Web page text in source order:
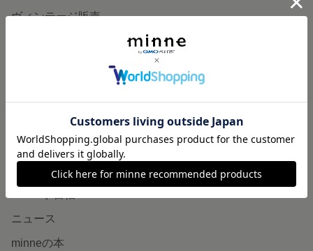
ヴィンテージ販売
読みもの
minneとものづくりと
ニュース
minneの本